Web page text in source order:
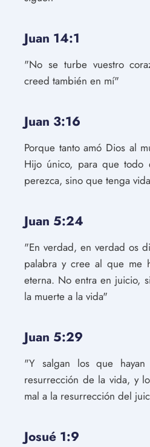
Juan 14:1
"No se turbe vuestro
creed también en mí"
Juan 3:16
Porque tanto amó Dios al
Hijo único, para que
perezca, sino que tenga
Juan 5:24
"En verdad, en verdad os
palabra y cree al que me
eterna. No entra en juicio,
la muerte a la vida"
Juan 5:29
"Y salgan los que
resurrección de la vida, y
mal a la resurrección del
Josué 1:9